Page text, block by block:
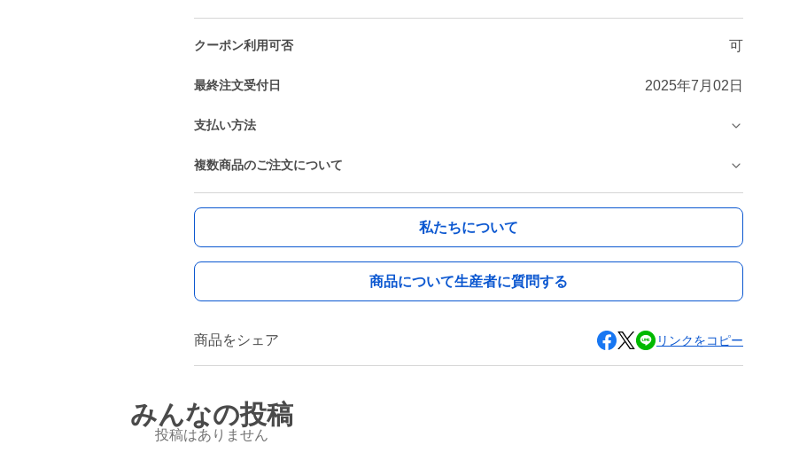
クーポン利用可否 可
最終注文受付日 2025年7月02日
支払い方法
複数商品のご注文について
私たちについて
商品について生産者に質問する
商品をシェア リンクをコピー
みんなの投稿
投稿はありません